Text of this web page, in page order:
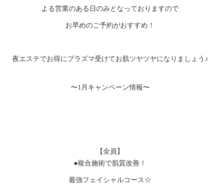
よる営業のある日のみとなっておりますので
お早めのご予約がおすすめ！
夜エステでお得にプラズマ受けてお肌ツヤツヤになりましょう♪
〜1月キャンペーン情報〜
【全員】
●複合施術で肌質改善！
最強フェイシャルコース☆